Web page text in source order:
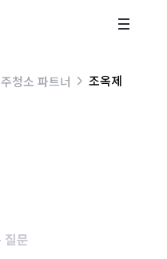
청소 파트너 조옥제
질문